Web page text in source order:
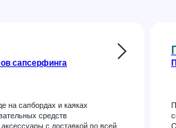
сапсерфинга
на сапбордах и каяках
средств
с доставкой по всей